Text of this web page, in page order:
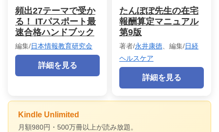
頻出27テーマで受か
る！ ITパスポート最
速合格ハンドブック
編集/日本情報教育研究会
詳細を見る
たんぽぽ先生の在宅
報酬算定マニュアル
第9版
著者/永井康徳 、編集/日経
ヘルスケア
詳細を見る
Kindle Unlimited
月額980円・500万冊以上が読み放題。